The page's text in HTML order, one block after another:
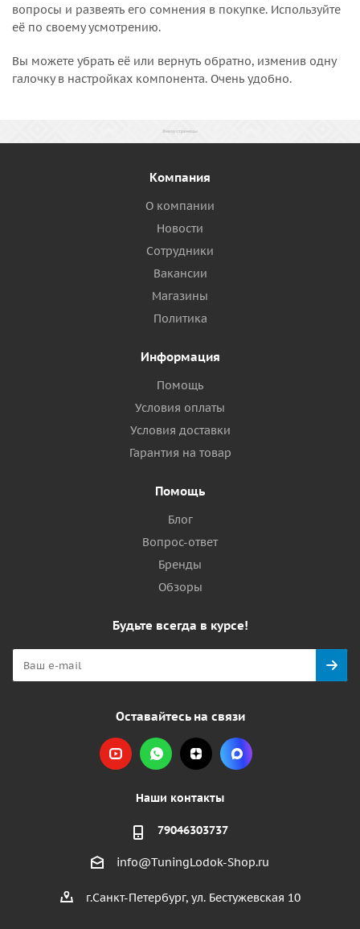
вопросы и развеять его сомнения в покупке. Используйте
её по своему усмотрению.
Вы можете убрать её или вернуть обратно, изменив одну
галочку в настройках компонента. Очень удобно.
Компания
О компании
Новости
Сотрудники
Вакансии
Магазины
Политика
Информация
Помощь
Условия оплаты
Условия доставки
Гарантия на товар
Помощь
Блог
Вопрос-ответ
Бренды
Обзоры
Будьте всегда в курсе!
Оставайтесь на связи
Наши контакты
79046303737
info@TuningLodok-Shop.ru
г.Санкт-Петербург, ул. Бестужевская 10